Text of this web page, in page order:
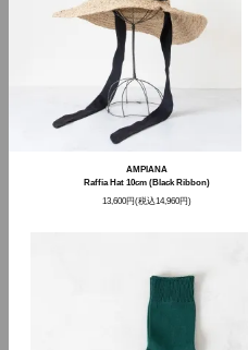
AMPIANA
Raffia Hat 10cm (Black Ribbon)
13,600円(税込14,960円)